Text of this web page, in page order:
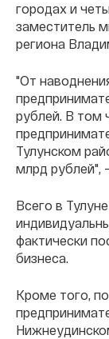
городах и
заместитель
региона
"От
рублей. В том
Тулунском
млрд рублей",
Всего в
фактически
бизнеса.
Кроме того,